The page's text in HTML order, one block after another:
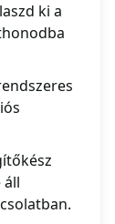
ki a
áll